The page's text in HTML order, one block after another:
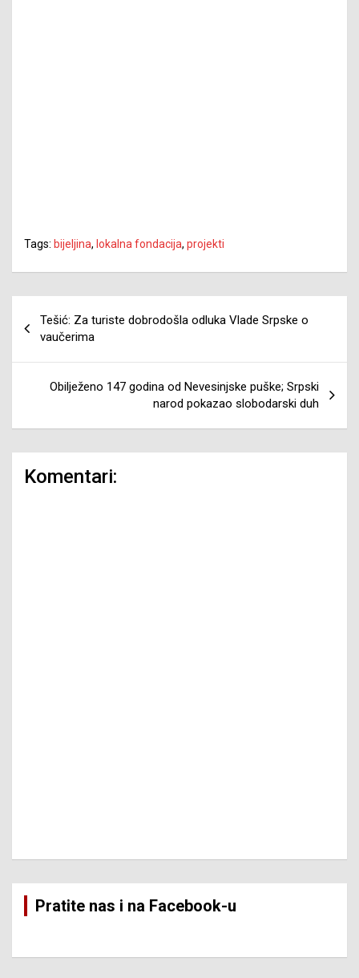
Tags: bijeljina, lokalna fondacija, projekti
članaka
Tešić: Za turiste dobrodošla odluka Vlade Srpske o
vaučerima
Obilježeno 147 godina od Nevesinjske puške; Srpski
narod pokazao slobodarski duh
Komentari:
Pratite nas i na Facebook-u